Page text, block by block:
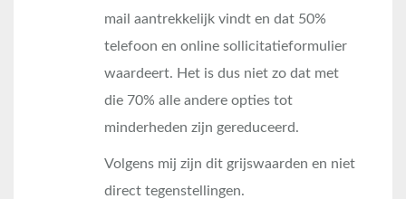
mail aantrekkelijk vindt en dat 50%
telefoon en online sollicitatieformulier
waardeert. Het is dus niet zo dat met
die 70% alle andere opties tot
minderheden zijn gereduceerd.
Volgens mij zijn dit grijswaarden en niet
direct tegenstellingen.